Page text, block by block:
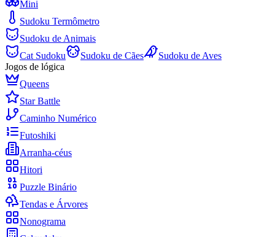
Mini
Sudoku Termômetro
Sudoku de Animais
Cat Sudoku
Sudoku de Cães
Sudoku de Aves
Jogos de lógica
Queens
Star Battle
Caminho Numérico
Futoshiki
Arranha-céus
Hitori
Puzzle Binário
Tendas e Árvores
Nonograma